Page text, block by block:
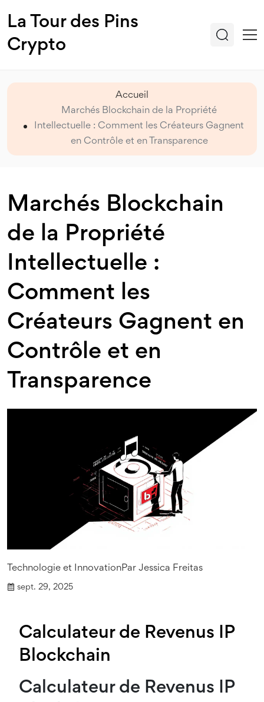
La Tour des Pins
Crypto
Accueil
Marchés Blockchain de la Propriété
Intellectuelle : Comment les Créateurs Gagnent
en Contrôle et en Transparence
Marchés Blockchain
de la Propriété
Intellectuelle :
Comment les
Créateurs Gagnent en
Contrôle et en
Transparence
Technologie et InnovationPar Jessica Freitas
sept. 29, 2025
Calculateur de Revenus IP
Blockchain
Calculateur de Revenus IP